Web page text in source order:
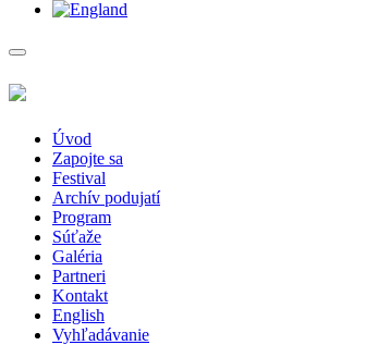
Toggle
Úvod
Zapojte sa
Festival
Archív podujatí
Program
Súťaže
Galéria
Partneri
Kontakt
English
Vyhľadávanie